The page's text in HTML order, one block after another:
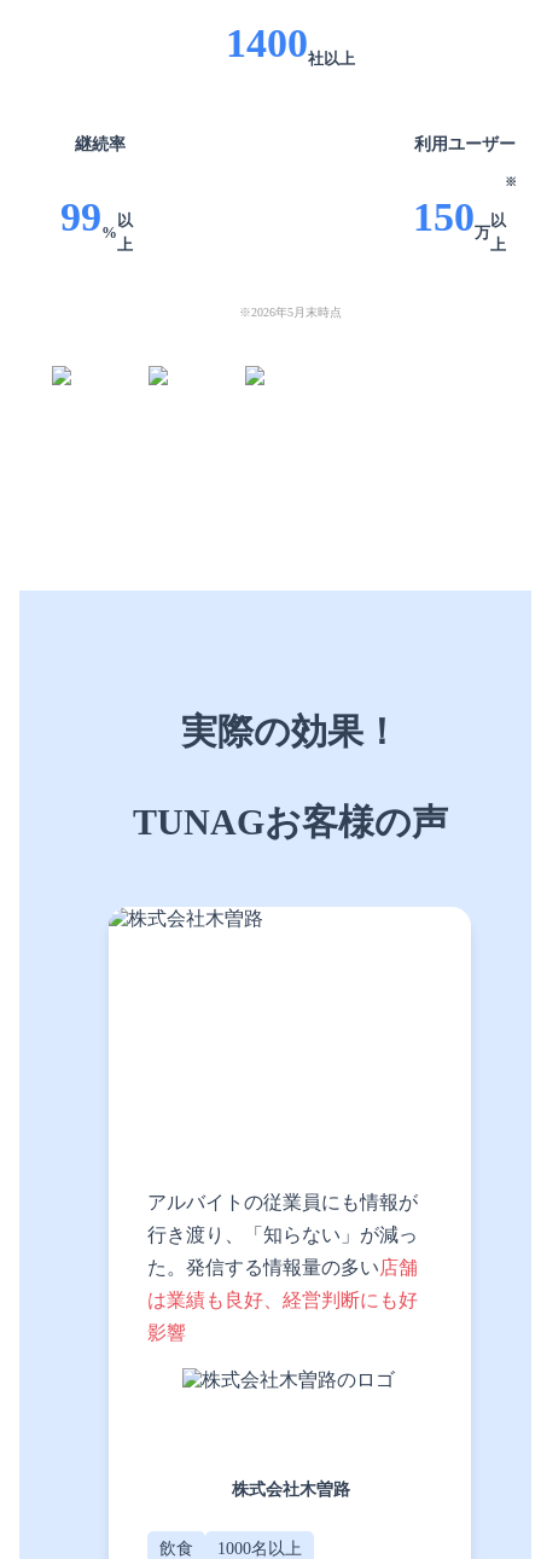
1400社以上
継続率
99%
以
上
利用ユーザー
150
※
万
以
上
※2026年5月末時点
実際の効果！
TUNAGお客様の声
アルバイトの従業員にも情報が
行き渡り、「知らない」が減っ
た。発信する情報量の多い店舗
は業績も良好、経営判断にも好
影響
株式会社木曽路
飲食 1000名以上